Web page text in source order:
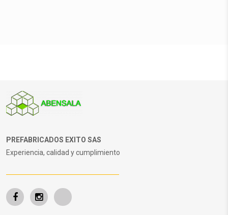
PREFABRICADOS EXITO SAS
Experiencia, calidad y cumplimiento